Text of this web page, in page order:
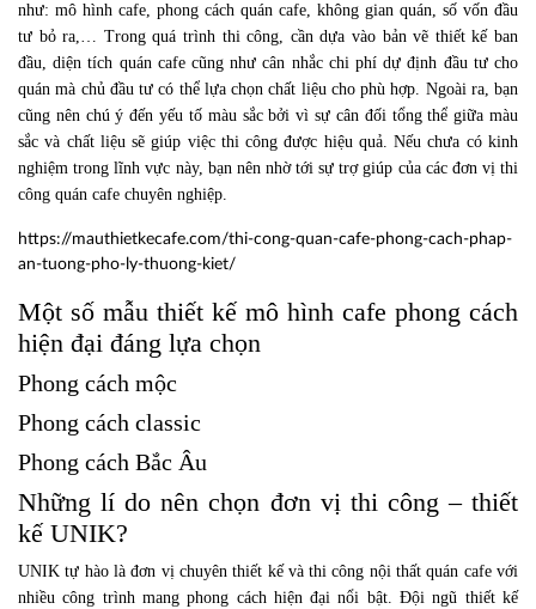
như: mô hình cafe, phong cách quán cafe, không gian quán, số vốn đầu
tư bỏ ra,… Trong quá trình thi công, cần dựa vào bản vẽ thiết kế ban
đầu, diện tích quán cafe cũng như cân nhắc chi phí dự định đầu tư cho
quán mà chủ đầu tư có thể lựa chọn chất liệu cho phù hợp. Ngoài ra, bạn
cũng nên chú ý đến yếu tố màu sắc bởi vì sự cân đối tổng thể giữa màu
sắc và chất liệu sẽ giúp việc thi công được hiệu quả. Nếu chưa có kinh
nghiệm trong lĩnh vực này, bạn nên nhờ tới sự trợ giúp của các đơn vị thi
công quán cafe chuyên nghiệp.
https://mauthietkecafe.com/thi-cong-quan-cafe-phong-cach-phap-
an-tuong-pho-ly-thuong-kiet/
Một số mẫu thiết kế mô hình cafe phong cách
hiện đại đáng lựa chọn
Phong cách mộc
Phong cách classic
Phong cách Bắc Âu
Những lí do nên chọn đơn vị thi công – thiết
kế UNIK?
UNIK tự hào là đơn vị chuyên thiết kế và thi công nội thất quán cafe với
nhiều công trình mang phong cách hiện đại nổi bật. Đội ngũ thiết kế